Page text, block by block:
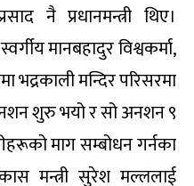
नै प्रधानमन्त्री थिए।
मानबहादुर विश्वकर्मा,
मन्दिर परिसरमा
शुरु भयो र सो अनशन ९
माग सम्बोधन गर्नका
मन्त्री सुरेश मल्ललाई